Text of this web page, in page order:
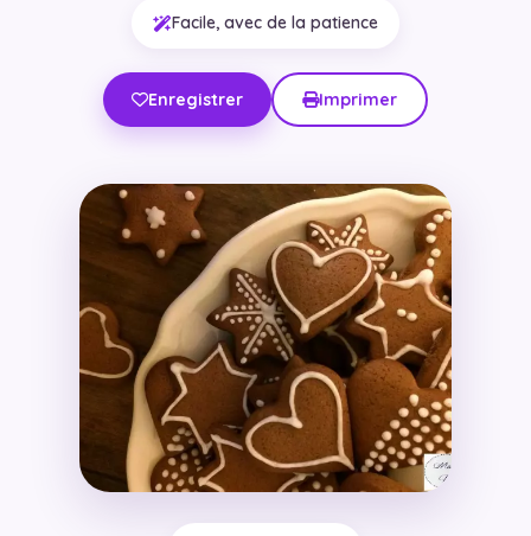
Facile, avec de la patience
Enregistrer Imprimer